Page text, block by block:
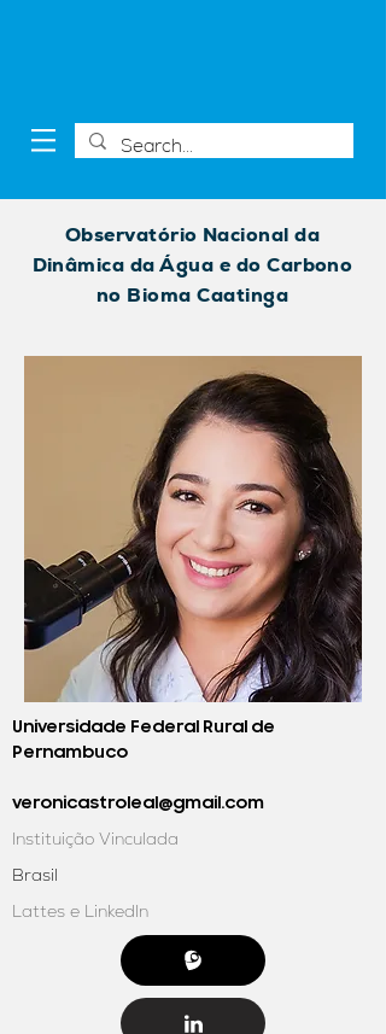
Observatório Nacional da
Dinâmica da Água e do Carbono
no Bioma Caatinga
Universidade Federal Rural de
Pernambuco
veronicastroleal@gmail.com
Instituição Vinculada
Brasil
Lattes e LinkedIn